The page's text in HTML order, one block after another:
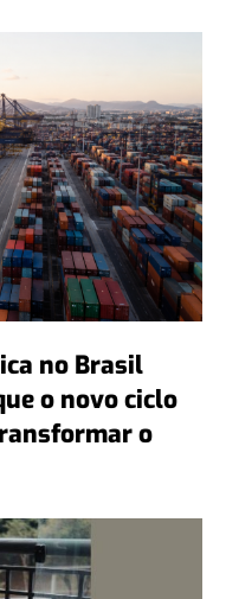
no Brasil
o novo ciclo
o